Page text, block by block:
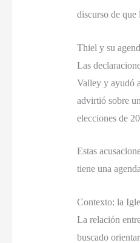
discurso de
Thiel y su
Las
Valley y ayudó
advirtió sobre
elecciones de
Estas
tiene una
Contexto: la
La relación
buscado